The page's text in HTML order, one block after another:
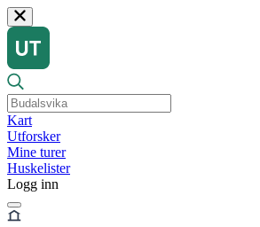
Kart
Utforsker
Mine turer
Huskelister
Logg inn